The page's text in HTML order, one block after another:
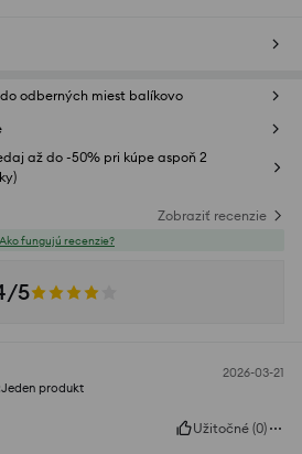
odberných miest balíkovo
až do -50% pri kúpe aspoň 2
Zobraziť recenzie
Ako fungujú recenzie?
5
2026-03-21
Jeden produkt
Užitočné (0)